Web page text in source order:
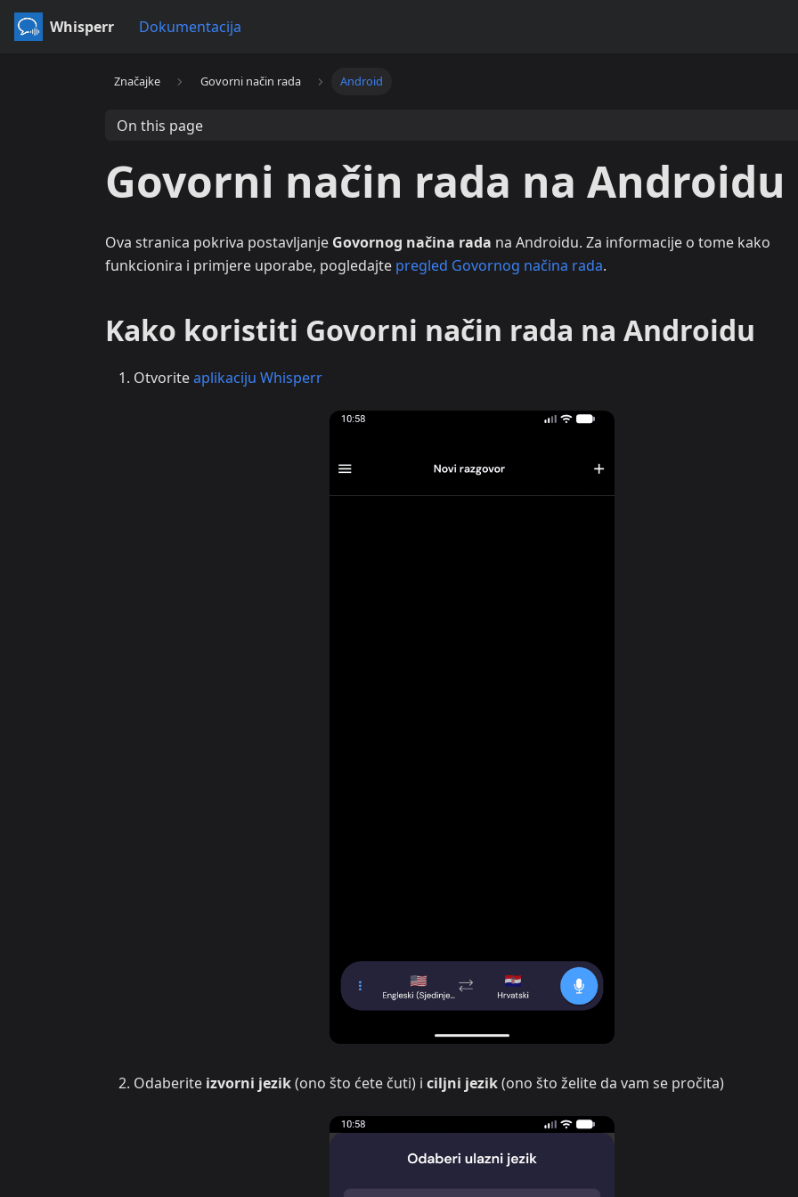
Whisperr Dokumentacija
Značajke Govorni način rada Android
On this page
Govorni način rada na Androidu
Ova stranica pokriva postavljanje Govornog načina rada na Androidu. Za informacije o tome kako
funkcionira i primjere uporabe, pogledajte pregled Govornog načina rada.
Kako koristiti Govorni način rada na Androidu
Otvoriteaplikaciju Whisperr
Odaberite izvorni jezik(ono što ćete čuti) i ciljni jezik(ono što želite da vam se pročita)